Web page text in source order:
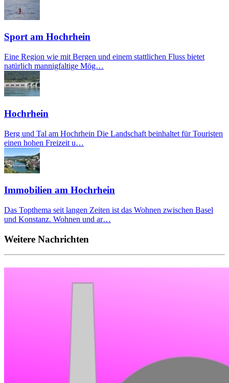
Sport am Hochrhein
Eine Region wie mit Bergen und einem stattlichen Fluss bietet
natürlich mannigfaltige Mög…
Hochrhein
Berg und Tal am Hochrhein Die Landschaft beinhaltet für Touristen
einen hohen Freizeit u…
Immobilien am Hochrhein
Das Topthema seit langen Zeiten ist das Wohnen zwischen Basel
und Konstanz. Wohnen und ar…
Weitere Nachrichten